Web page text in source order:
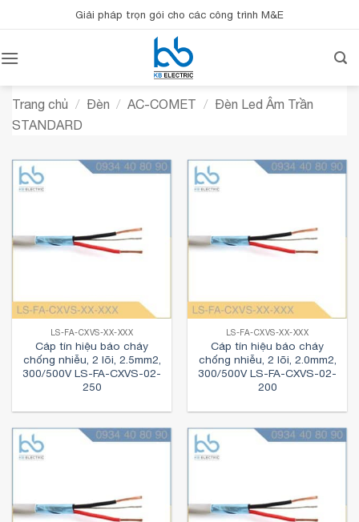
qua
dung
Giải pháp trọn gói cho các công trình M&E
Trang chủ / Đèn / AC-COMET / Đèn Led Âm Trần
STANDARD
LS-FA-CXVS-XX-XXX
Cáp tín hiệu báo cháy
chống nhiễu, 2 lõi, 2.5mm2,
300/500V LS-FA-CXVS-02-
250
LS-FA-CXVS-XX-XXX
Cáp tín hiệu báo cháy
chống nhiễu, 2 lõi, 2.0mm2,
300/500V LS-FA-CXVS-02-
200